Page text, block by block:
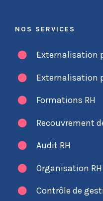
NOS SERVICES
Externalisation
Externalisation
Formations RH
Recouvrement
Audit RH
Organisation RH
Contrôle de